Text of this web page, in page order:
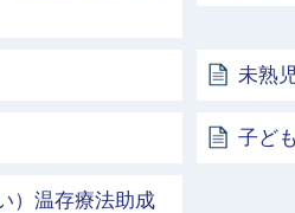
未熟
子ど
）温存療法助成